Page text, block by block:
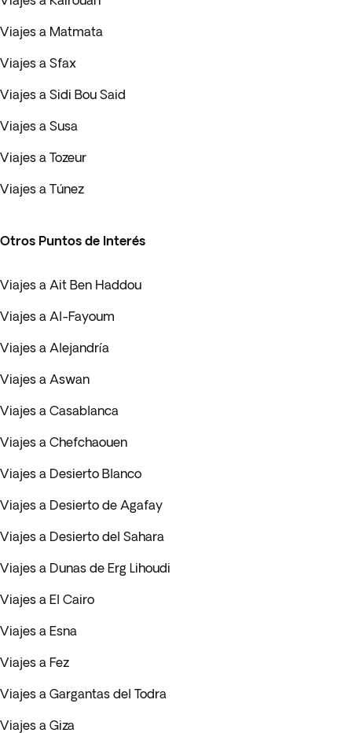
Viajes a Matmata
Viajes a Sfax
Viajes a Sidi Bou Said
Viajes a Susa
Viajes a Tozeur
Viajes a Túnez
Otros Puntos de Interés
Viajes a Ait Ben Haddou
Viajes a Al-Fayoum
Viajes a Alejandría
Viajes a Aswan
Viajes a Casablanca
Viajes a Chefchaouen
Viajes a Desierto Blanco
Viajes a Desierto de Agafay
Viajes a Desierto del Sahara
Viajes a Dunas de Erg Lihoudi
Viajes a El Cairo
Viajes a Esna
Viajes a Fez
Viajes a Gargantas del Todra
Viajes a Giza